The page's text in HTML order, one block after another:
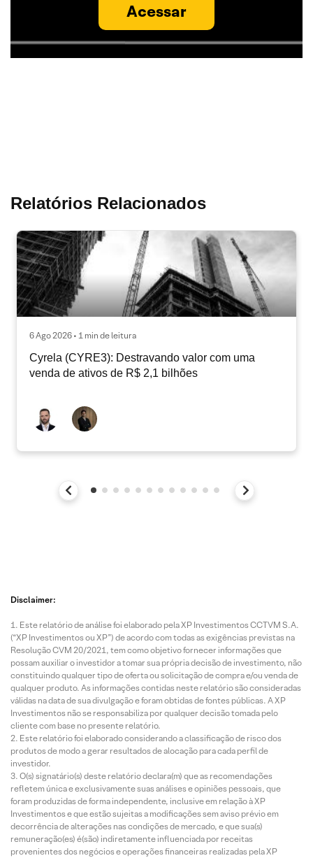
Acessar
Relatórios Relacionados
6 Ago 2026 • 1 min de leitura
Cyrela (CYRE3): Destravando valor com uma
venda de ativos de R$ 2,1 bilhões
Disclaimer:
Este relatório de análise foi elaborado pela XP Investimentos CCTVM S.A.
(“XP Investimentos ou XP”) de acordo com todas as exigências previstas na
Resolução CVM 20/2021, tem como objetivo fornecer informações que
possam auxiliar o investidor a tomar sua própria decisão de investimento, não
constituindo qualquer tipo de oferta ou solicitação de compra e/ou venda de
qualquer produto. As informações contidas neste relatório são consideradas
válidas na data de sua divulgação e foram obtidas de fontes públicas. A XP
Investimentos não se responsabiliza por qualquer decisão tomada pelo
cliente com base no presente relatório.
Este relatório foi elaborado considerando a classificação de risco dos
produtos de modo a gerar resultados de alocação para cada perfil de
investidor.
O(s) signatário(s) deste relatório declara(m) que as recomendações
refletem única e exclusivamente suas análises e opiniões pessoais, que
foram produzidas de forma independente, inclusive em relação à XP
Investimentos e que estão sujeitas a modificações sem aviso prévio em
decorrência de alterações nas condições de mercado, e que sua(s)
remuneração(es) é(são) indiretamente influenciada por receitas
provenientes dos negócios e operações financeiras realizadas pela XP